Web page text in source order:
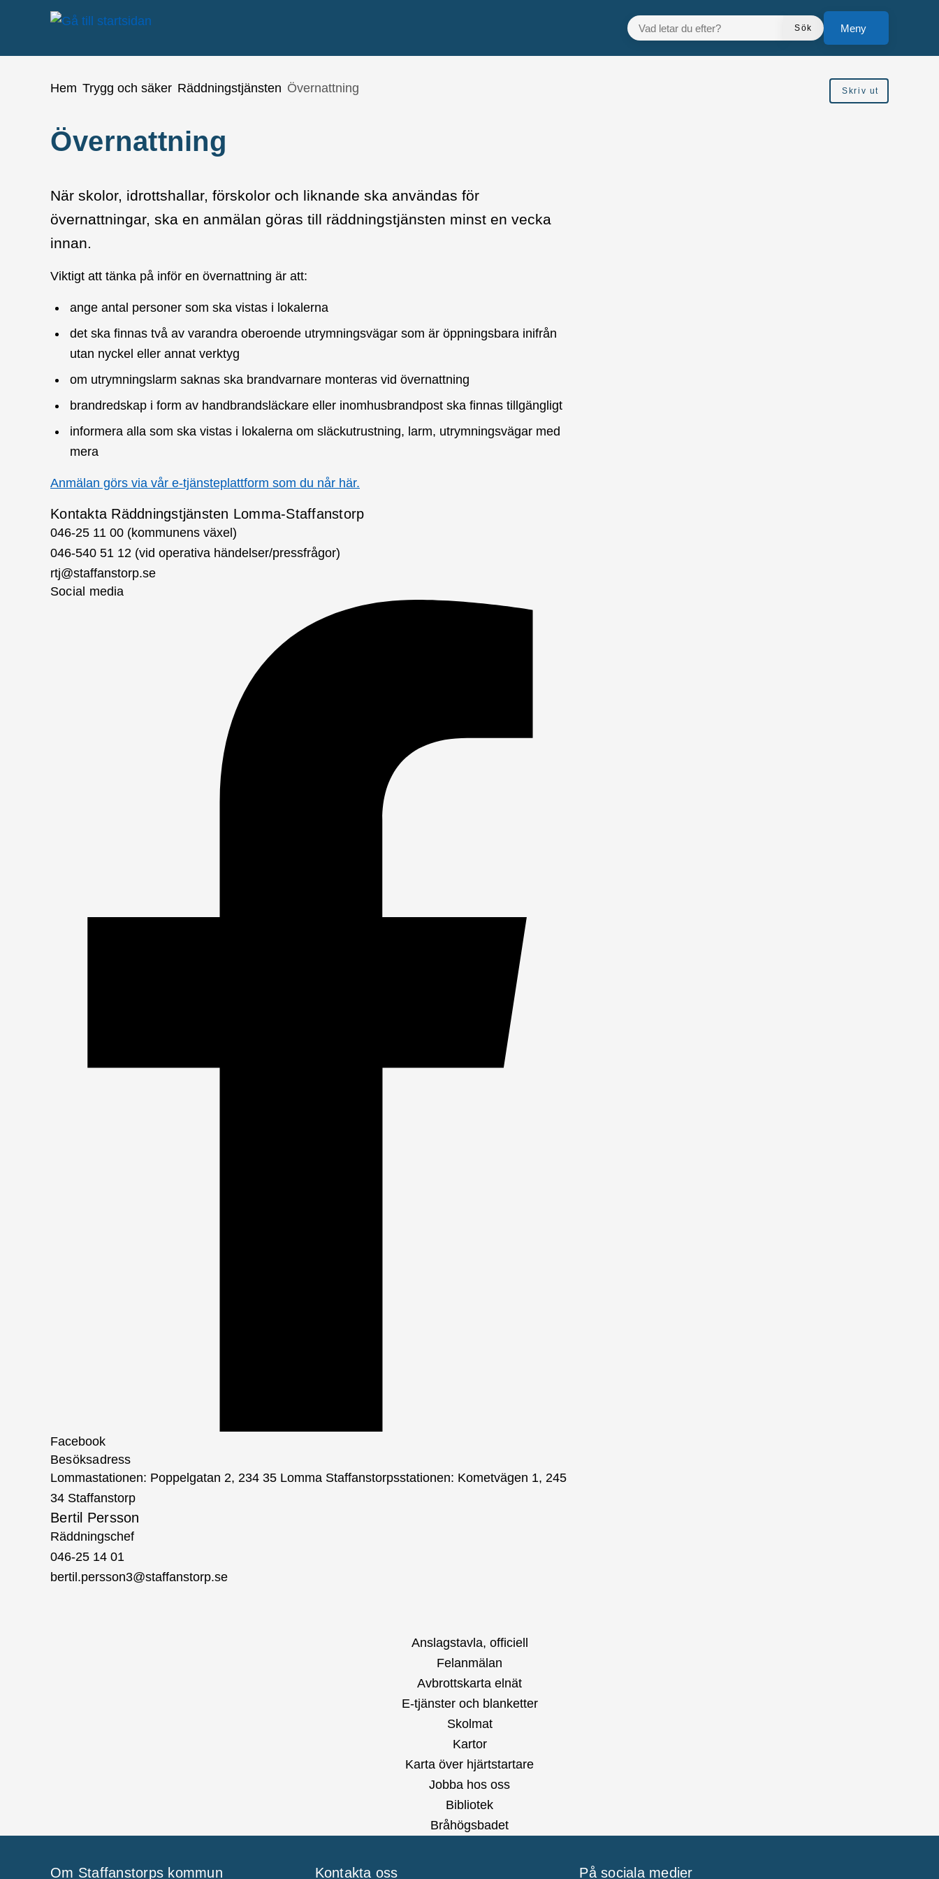
Gå till innehåll
till sidomeny
VAD LETAR DU EFTER?
Sök
Meny
Du är här:
Hem Trygg och säker Räddningstjänsten Övernattning Skriv ut
Övernattning
När skolor, idrottshallar, förskolor och liknande ska användas för
övernattningar, ska en anmälan göras till räddningstjänsten minst en vecka
innan.
Viktigt att tänka på inför en övernattning är att:
ange antal personer som ska vistas i lokalerna
det ska finnas två av varandra oberoende utrymningsvägar som är öppningsbara inifrån
utan nyckel eller annat verktyg
om utrymningslarm saknas ska brandvarnare monteras vid övernattning
brandredskap i form av handbrandsläckare eller inomhusbrandpost ska finnas tillgängligt
informera alla som ska vistas i lokalerna om släckutrustning, larm, utrymningsvägar med
mera
Anmälan görs via vår e-tjänsteplattform som du når här.
Kontakta Räddningstjänsten Lomma-Staffanstorp
046-25 11 00 (kommunens växel)
046-540 51 12 (vid operativa händelser/pressfrågor)
rtj@staffanstorp.se
Social media
Facebook
Besöksadress
Lommastationen: Poppelgatan 2, 234 35 Lomma Staffanstorpsstationen: Kometvägen 1, 245
34 Staffanstorp
Bertil Persson
Räddningschef
046-25 14 01
bertil.persson3@staffanstorp.se
Anslagstavla, officiell
Felanmälan
Avbrottskarta elnät
E-tjänster och blanketter
Skolmat
Kartor
Karta över hjärtstartare
Jobba hos oss
Bibliotek
Bråhögsbadet
Om Staffanstorps kommun Kontakta oss På sociala medier